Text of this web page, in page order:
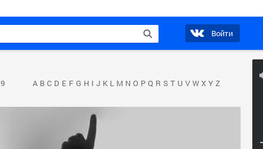
Войти
A B C D E F G H I J K L M N O P Q R S T U V W X Y Z